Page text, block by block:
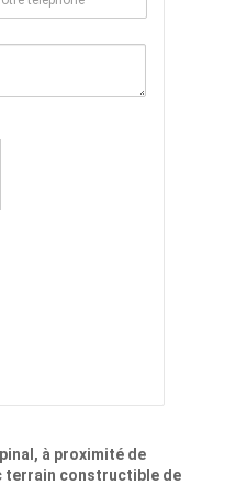
à proximité de
terrain constructible de